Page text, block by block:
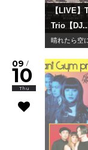
【LIVE
Trio【
晴れたら空
09 /
10
Thu